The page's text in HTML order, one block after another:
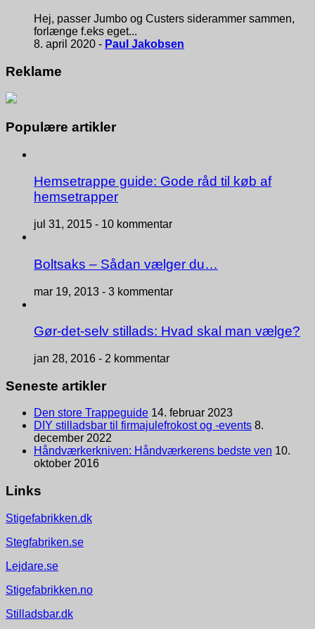
Hej, passer Jumbo og Custers siderammer sammen,
forlænge f.eks eget...
8. april 2020 - Paul Jakobsen
Reklame
Populære artikler
Hemsetrappe guide: Gode råd til køb af
hemsetrapper
jul 31, 2015 - 10 kommentar
Boltsaks – Sådan vælger du…
mar 19, 2013 - 3 kommentar
Gør-det-selv stillads: Hvad skal man vælge?
jan 28, 2016 - 2 kommentar
Seneste artikler
Den store Trappeguide 14. februar 2023
DIY stilladsbar til firmajulefrokost og -events 8.
december 2022
Håndværkerkniven: Håndværkerens bedste ven 10.
oktober 2016
Links
Stigefabrikken.dk
Stegfabriken.se
Lejdare.se
Stigefabrikken.no
Stilladsbar.dk